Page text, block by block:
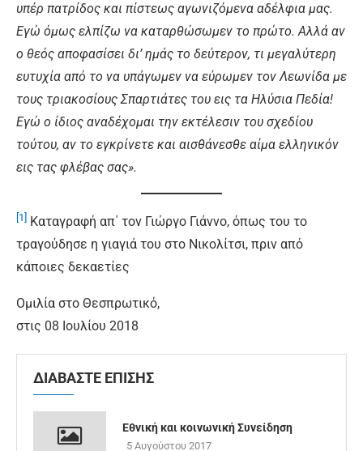
υπέρ πατρίδος και πίστεως αγωνιζόμενα αδέλφια μας.
Εγώ όμως ελπίζω να καταρθώσωμεν το πρώτο. Αλλά αν
ο θεός αποφασίσει δι’ ημάς το δεύτερον, τι μεγαλύτερη
ευτυχία από το να υπάγωμεν να εύρωμεν τον Λεωνίδα με
τους τριακοσίους Σπαρτιάτες του εις τα Ηλύσια Πεδία!
Εγώ ο ίδιος αναδέχομαι την εκτέλεσιν του σχεδίου
τούτου, αν το εγκρίνετε και αισθάνεσθε αίμα ελληνικόν
εις τας φλέβας σας».
[1]
Καταγραφή απ΄ τον Γιώργο Γιάννο, όπως του το
τραγούδησε η γιαγιά του στο Νικολίτσι, πριν από
κάποιες δεκαετίες
Ομιλία στο Θεσπρωτικό,
στις 08 Ιουλίου 2018
ΔΙΑΒΑΣΤΕ ΕΠΙΣΗΣ
Εθνική και κοινωνική Συνείδηση
5 Αυγούστου 2017